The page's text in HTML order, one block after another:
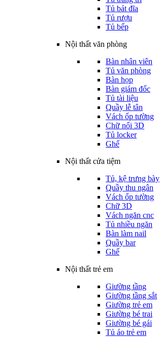
Tủ bát đĩa
Tủ rượu
Tủ bếp
Nội thất văn phòng
Bàn nhân viên
Tủ văn phòng
Bàn họp
Bàn giám đốc
Tủ tài liệu
Quầy lễ tân
Vách ốp tường
Chữ nổi 3D
Tủ locker
Ghế
Nội thất cửa tiệm
Tủ, kệ trưng bày
Quầy thu ngân
Vách ốp tường
Chữ 3D
Vách ngăn cnc
Tủ nhiều ngăn
Bàn làm nail
Quầy bar
Ghế
Nội thất trẻ em
Giường tầng
Giường tầng sắt
Giường trẻ em
Giường bé trai
Giường bé gái
Tủ áo trẻ em